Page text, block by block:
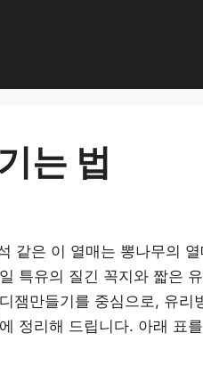
는 법
같은 이 열매는 뽕나무의 열
특유의 질긴 꼭지와 짧은
잼만들기를 중심으로, 유리
정리해 드립니다. 아래 표